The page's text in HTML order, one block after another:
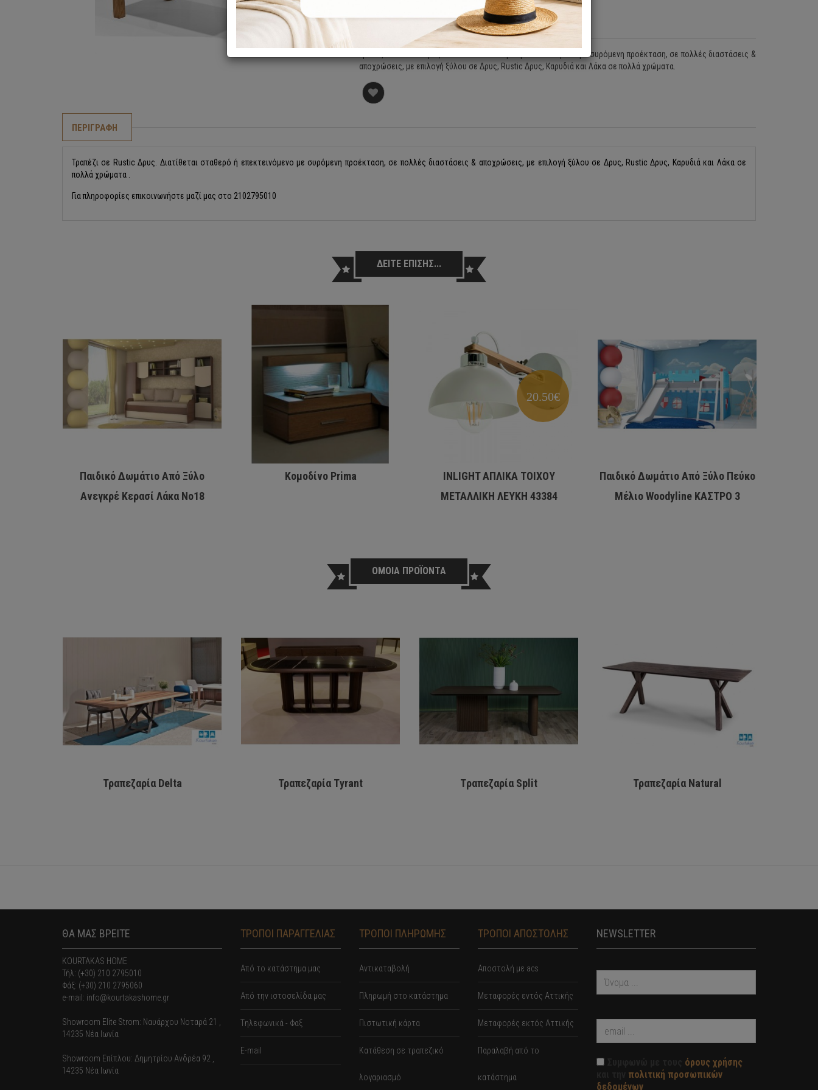
Τραπέζι σε Rustic Δρυς. Διατίθεται σταθερό ή επεκτεινόμενο με συρόμενη προέκταση, σε πολλές διαστάσεις &
αποχρώσεις, με επιλογή ξύλου σε Δρυς, Rustic Δρυς, Καρυδιά και Λάκα σε πολλά χρώματα.
ΠΕΡΙΓΡΑΦΗ
Τραπέζι σε Rustic Δρυς. Διατίθεται σταθερό ή επεκτεινόμενο με συρόμενη προέκταση, σε πολλές διαστάσεις & αποχρώσεις, με επιλογή ξύλου σε Δρυς, Rustic Δρυς, Καρυδιά και Λάκα σε
πολλά χρώματα .
Για πληροφορίες επικοινωνήστε μαζί μας στο 2102795010
ΔΕΙΤΕ ΕΠΙΣΗΣ...
Παιδικό Δωμάτιο Από Ξύλο
Ανεγκρέ Κερασί Λάκα Νο18
Κομοδίνο Prima
20.50€
INLIGHT ΑΠΛΙΚΑ TOIXOY
ΜΕΤΑΛΛΙΚΗ ΛΕΥΚΗ 43384
Παιδικό Δωμάτιο Από Ξύλο Πεύκο
Μέλιο Woodyline ΚΑΣΤΡΟ 3
ΟΜΟΙΑ ΠΡΟΪΟΝΤΑ
Τραπεζαρία Delta Τραπεζαρία Τyrant Tραπεζαρία Split Τραπεζαρία Natural
ΘΑ ΜΑΣ ΒΡΕΙΤΕ
KOURTAKAS HOME
Τήλ: (+30) 210 2795010
Φάξ: (+30) 210 2795060
e-mail: info@kourtakashome.gr
Showroom Elite Strom: Nαυάρχου Νοταρά 21 ,
14235 Νέα Ιωνία
Showroom Επίπλου: Δημητρίου Ανδρέα 92 ,
14235 Νέα Ιωνία
ΤΡΟΠΟΙ ΠΑΡΑΓΓΕΛΙΑΣ
Από το κατάστημα μας
Από την ιστοσελίδα μας
Tηλεφωνικά - Φαξ
E-mail
ΤΡΟΠΟΙ ΠΛΗΡΩΜΗΣ
Αντικαταβολή
Πληρωμή στο κατάστημα
Πιστωτική κάρτα
Κατάθεση σε τραπεζικό
λογαριασμό
ΤΡΟΠΟΙ ΑΠΟΣΤΟΛΗΣ
Αποστολή με acs
Mεταφορές εντός Αττικής
Μεταφορές εκτός Αττικής
Παραλαβή από το
κατάστημα
NEWSLETTER
Συμφωνώ με τους όρους χρήσης
πολιτική προσωπικών
δεδομένων